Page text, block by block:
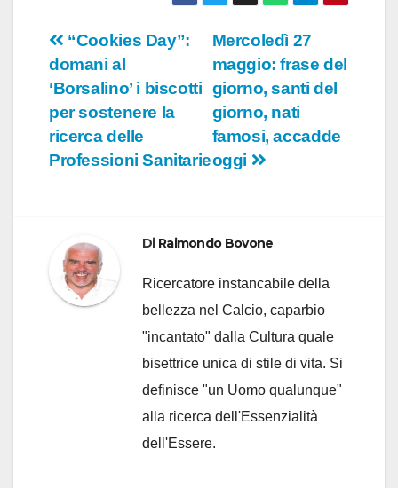
Navigazione
articoli
Mercoledì 27
maggio: frase del
giorno, santi del
giorno, nati
famosi, accadde
oggi
“Cookies Day”:
domani al
‘Borsalino’ i biscotti
per sostenere la
ricerca delle
Professioni Sanitarie
Di Raimondo Bovone
Ricercatore instancabile della
bellezza nel Calcio, caparbio
"incantato" dalla Cultura quale
bisettrice unica di stile di vita. Si
definisce "un Uomo qualunque"
alla ricerca dell'Essenzialità
dell'Essere.